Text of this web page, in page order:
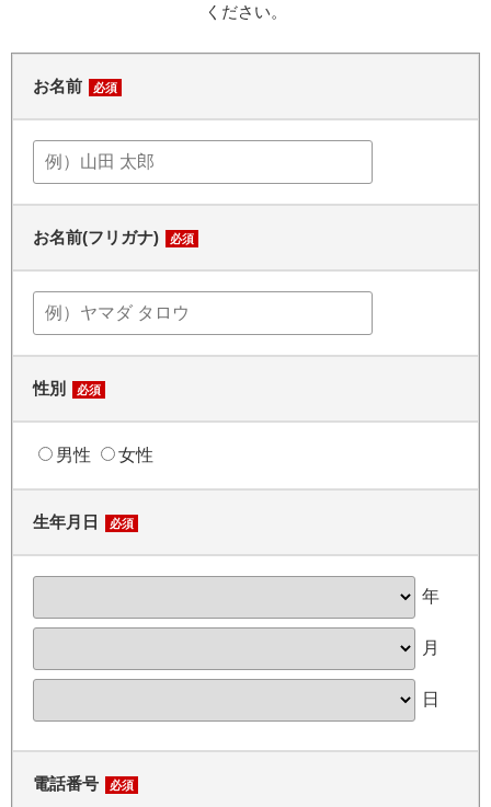
ください。
お名前 必須
お名前(フリガナ) 必須
性別 必須
男性 女性
生年月日 必須
年
月
日
電話番号 必須